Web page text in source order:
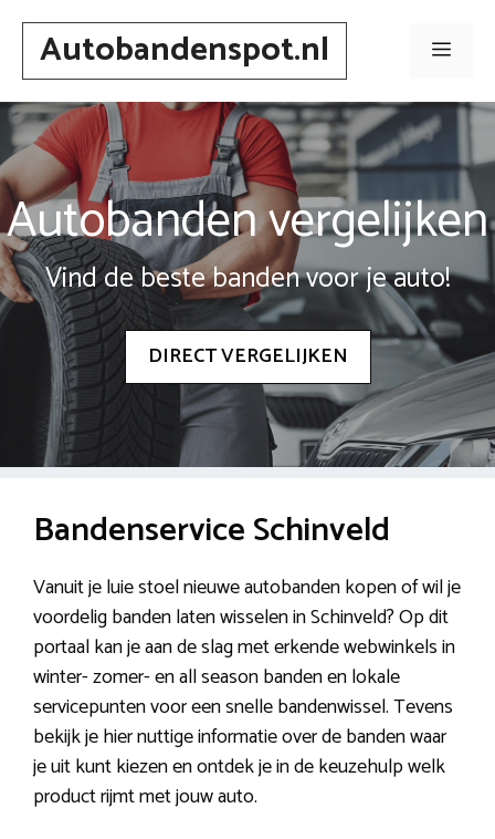
Spring
inhoudAutobandenspot.nl Menu
Autobanden vergelijken
Vind de beste banden voor je auto!
DIRECT VERGELIJKEN
Bandenservice Schinveld
Vanuit je luie stoel nieuwe autobanden kopen of wil je
voordelig banden laten wisselen in Schinveld? Op dit
portaal kan je aan de slag met erkende webwinkels in
winter- zomer- en all season banden en lokale
servicepunten voor een snelle bandenwissel. Tevens
bekijk je hier nuttige informatie over de banden waar
je uit kunt kiezen en ontdek je in de keuzehulp welk
product rijmt met jouw auto.